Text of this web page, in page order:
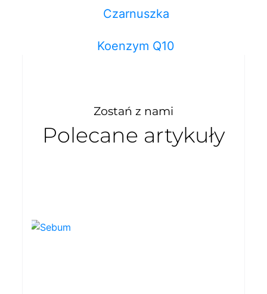
Czarnuszka
Koenzym Q10
Zostań z nami
Polecane artykuły